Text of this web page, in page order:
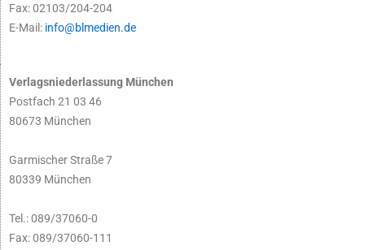
Fax: 02103/204-204
E-Mail: info@blmedien.de
Verlagsniederlassung München
Postfach 21 03 46
80673 München
Garmischer Straße 7
80339 München
Tel.: 089/37060-0
Fax: 089/37060-111